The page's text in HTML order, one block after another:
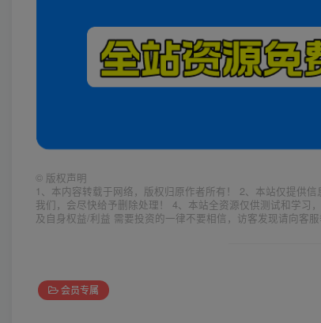
© 版权声明
1、本内容转载于网络，版权归原作者所有！ 2、本站仅提供
我们，会尽快给予删除处理！ 4、本站全资源仅供测试和学习
及自身权益/利益 需要投资的一律不要相信，访客发现请向客
会员专属